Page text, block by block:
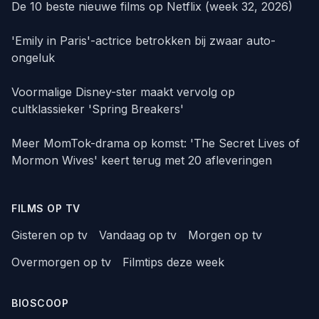
De 10 beste nieuwe films op Netflix (week 32, 2026)
'Emily in Paris'-actrice betrokken bij zwaar auto-
ongeluk
Voormalige Disney-ster maakt vervolg op
cultklassieker 'Spring Breakers'
Meer MomTok-drama op komst: 'The Secret Lives of
Mormon Wives' keert terug met 20 afleveringen
FILMS OP TV
Gisteren op tv Vandaag op tv
Morgen op tv
Overmorgen op tv
Filmtips deze week
BIOSCOOP